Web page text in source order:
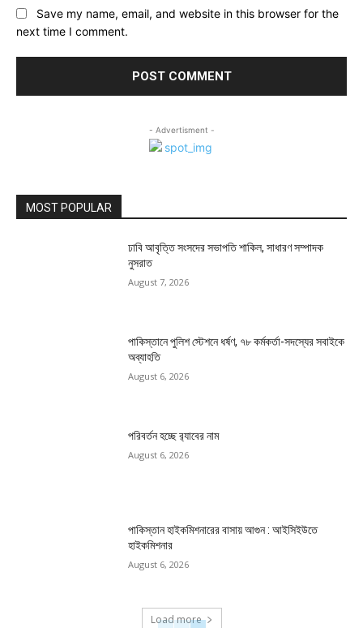
Save my name, email, and website in this browser for the
next time I comment.
- Advertisment -
MOST POPULAR
ঢাবি আবৃত্তি সংসদের সভাপতি শাকিল, সাধারণ সম্পাদক
নুসরাত
August 7, 2026
পাকিস্তানে পুলিশ স্টেশনে ধর্ষণ, ৭৮ কর্মকর্তা-সদস্যের সবাইকে
অব্যাহতি
August 6, 2026
পরিবর্তন হচ্ছে র‌্যাবের নাম
August 6, 2026
পাকিস্তান হাইকমিশনারের বাসায় আগুন : আইসিইউতে
হাইকমিশনার
August 6, 2026
Load more